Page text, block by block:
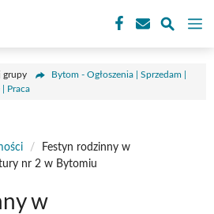
grupy
Bytom - Ogłoszenia | Sprzedam |
Praca
/
Festyn rodzinny w
nr 2 w Bytomiu
w